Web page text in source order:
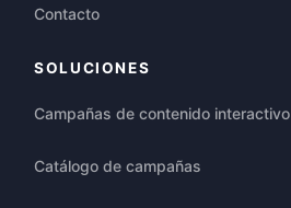
Contacto
SOLUCIONES
Campañas de contenido interactivo
Catálogo de campañas